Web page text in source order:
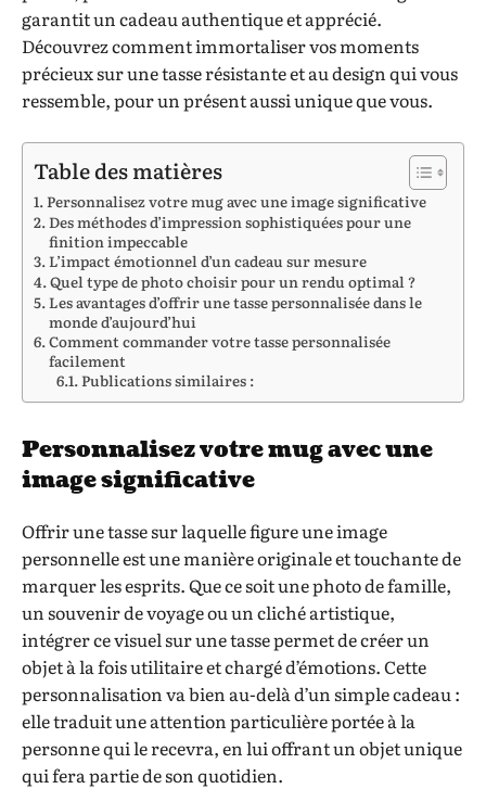
garantit un cadeau authentique et apprécié.
Découvrez comment immortaliser vos moments
précieux sur une tasse résistante et au design qui vous
ressemble, pour un présent aussi unique que vous.
Table des matières
Personnalisez votre mug avec une image significative
Des méthodes d’impression sophistiquées pour une
finition impeccable
L’impact émotionnel d’un cadeau sur mesure
Quel type de photo choisir pour un rendu optimal ?
Les avantages d’offrir une tasse personnalisée dans le
monde d’aujourd’hui
Comment commander votre tasse personnalisée
facilement
Publications similaires :
Personnalisez votre mug avec une
image significative
Offrir une tasse sur laquelle figure une image
personnelle est une manière originale et touchante de
marquer les esprits. Que ce soit une photo de famille,
un souvenir de voyage ou un cliché artistique,
intégrer ce visuel sur une tasse permet de créer un
objet à la fois utilitaire et chargé d’émotions. Cette
personnalisation va bien au-delà d’un simple cadeau :
elle traduit une attention particulière portée à la
personne qui le recevra, en lui offrant un objet unique
qui fera partie de son quotidien.